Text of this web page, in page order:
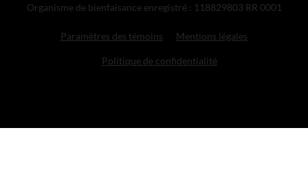
Organisme de bienfaisance enregistré : 118829803 RR 0001
Paramètres des témoins Mentions légales
Politique de confidentialité